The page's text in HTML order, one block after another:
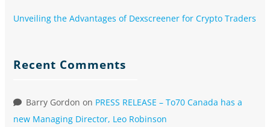
Unveiling the Advantages of Dexscreener for Crypto Traders
Recent Comments
Barry Gordon on PRESS RELEASE – To70 Canada has a
new Managing Director, Leo Robinson